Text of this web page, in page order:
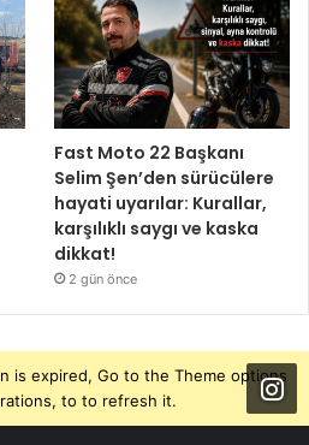
Fast Moto 22 Başkanı
Selim Şen’den sürücülere
hayati uyarılar: Kurallar,
karşılıklı saygı ve kaska
dikkat!
2 gün önce
is expired, Go to the Theme options
to to refresh it.